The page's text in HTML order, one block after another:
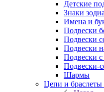
Детские
Знаки
Имена и
Подвески
Подвески
Подвески
Подвески
Подвески-
Шармы
Цепи и браслеты